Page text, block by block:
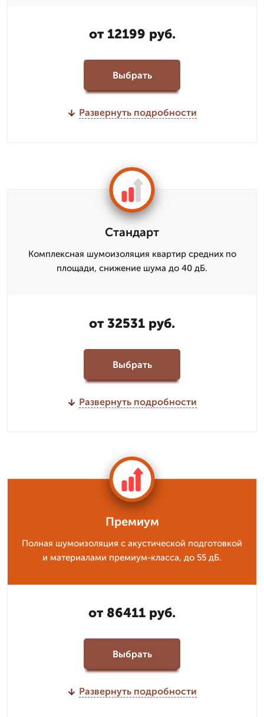
от 12199 руб.
Выбрать
Развернуть подробности
Стандарт
Комплексная шумоизоляция квартир средних по
площади, снижение шума до 40 дБ.
от 32531 руб.
Выбрать
Развернуть подробности
Премиум
Полная шумоизоляция с акустической подготовкой
и материалами премиум-класса, до 55 дБ.
от 86411 руб.
Выбрать
Развернуть подробности